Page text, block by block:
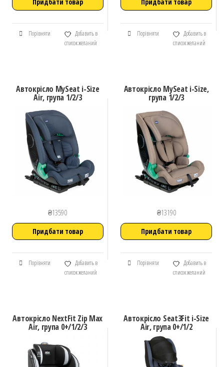
Порівняти
Добавить в
список желаний
Порівняти
Добавить в
список желаний
Автокрісло MySeat i-Size
Air, група 1/2/3
₴13590
Придбати товар
Порівняти
Добавить в
список желаний
Автокрісло MySeat i-Size,
група 1/2/3
₴13190
Придбати товар
Порівняти
Добавить в
список желаний
Автокрісло NextFit Zip Max
Air, група 0+/1/2/3
Автокрісло Seat3Fit i-Size
Air, група 0+/1/2